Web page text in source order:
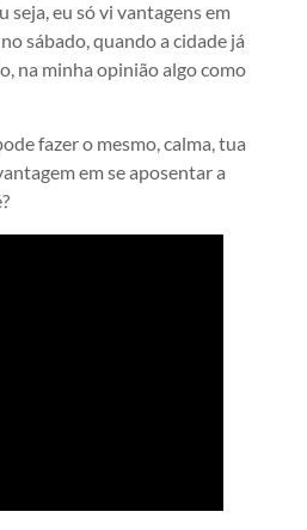
seja, eu só vi vantagens em
sábado, quando a cidade já
na minha opinião algo como
fazer o mesmo, calma, tua
em se aposentar a